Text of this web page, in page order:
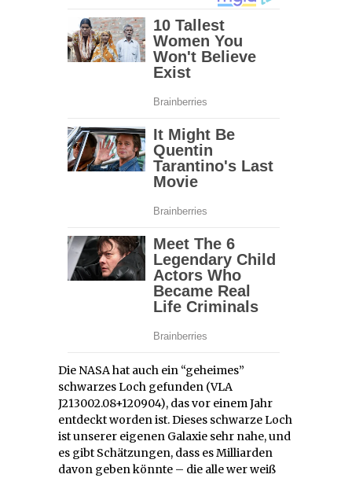
Die NASA hat auch ein “geheimes”
schwarzes Loch gefunden (VLA
J213002.08+120904), das vor einem Jahr
entdeckt worden ist. Dieses schwarze Loch
ist unserer eigenen Galaxie sehr nahe, und
es gibt Schätzungen, dass es Milliarden
davon geben könnte – die alle wer weiß